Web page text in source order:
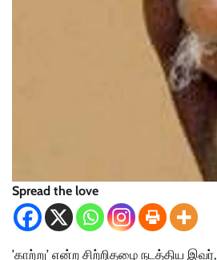
Spread the love
’காற்று’ என்ற சிற்றிதழை நடத்திய